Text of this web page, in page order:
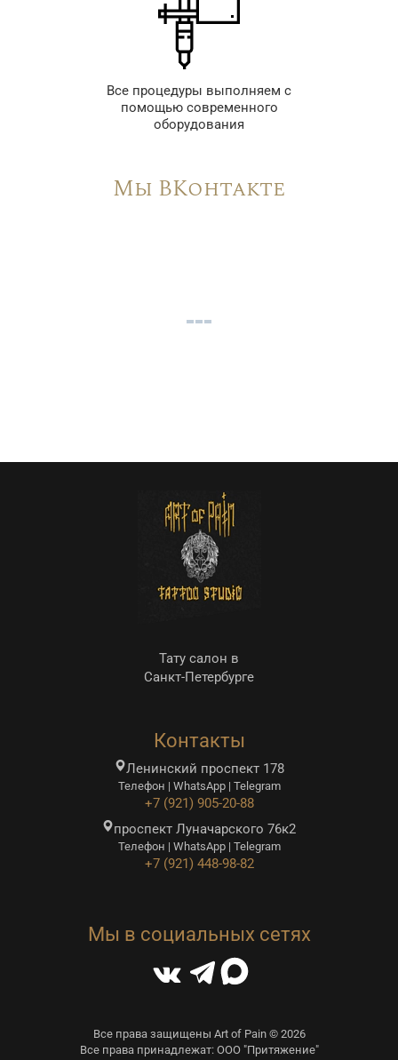
Все процедуры выполняем с
помощью современного
оборудования
Мы ВКонтакте
Тату салон в
Санкт-Петербурге
Контакты
Ленинский проспект 178
Телефон | WhatsApp | Telegram
+7 (921) 905-20-88
проспект Луначарского 76к2
Телефон | WhatsApp | Telegram
+7 (921) 448-98-82
Мы в социальных сетях
Все права защищены Art of Pain © 2026
Все права принадлежат: ООО "Притяжение"